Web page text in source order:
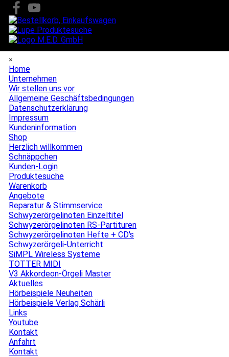
Direkt zum Seiteninhalt
Menü überspringen
×
Home
Unternehmen
Wir stellen uns vor
Allgemeine Geschäftsbedingungen
Datenschutzerklärung
Impressum
Kundeninformation
Shop
Herzlich willkommen
Schnäppchen
Kunden-Login
Produktesuche
Warenkorb
Angebote
Reparatur & Stimmservice
Schwyzerörgelinoten Einzeltitel
Schwyzerörgelinoten RS-Partituren
Schwyzerörgelinoten Hefte + CD's
Schwyzerörgeli-Unterricht
SiMPL Wireless Systeme
TOTTER MIDI
V3 Akkordeon-Örgeli Master
Aktuelles
Hörbeispiele Neuheiten
Hörbeispiele Verlag Schärli
Links
Youtube
Kontakt
Anfahrt
Kontakt